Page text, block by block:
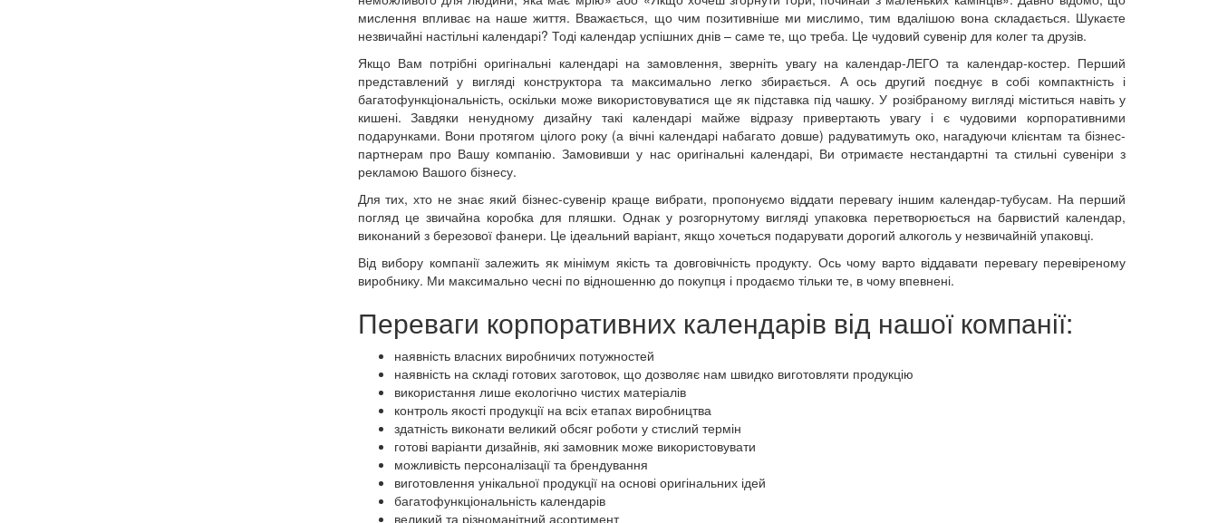
мислення впливає на наше життя. Вважається, що чим позитивніше ми мислимо, тим вдалішою вона складається. Шукаєте
незвичайні настільні календарі? Тоді календар успішних днів – саме те, що треба. Це чудовий сувенір для колег та друзів.
Якщо Вам потрібні оригінальні календарі на замовлення, зверніть увагу на календар-ЛЕГО та календар-костер. Перший
представлений у вигляді конструктора та максимально легко збирається. А ось другий поєднує в собі компактність і
багатофункціональність, оскільки може використовуватися ще як підставка під чашку. У розібраному вигляді міститься навіть у
кишені. Завдяки ненудному дизайну такі календарі майже відразу привертають увагу і є чудовими корпоративними
подарунками. Вони протягом цілого року (а вічні календарі набагато довше) радуватимуть око, нагадуючи клієнтам та бізнес-
партнерам про Вашу компанію. Замовивши у нас оригінальні календарі, Ви отримаєте нестандартні та стильні сувеніри з
рекламою Вашого бізнесу.
Для тих, хто не знає який бізнес-сувенір краще вибрати, пропонуємо віддати перевагу іншим календар-тубусам. На перший
погляд це звичайна коробка для пляшки. Однак у розгорнутому вигляді упаковка перетворюється на барвистий календар,
виконаний з березової фанери. Це ідеальний варіант, якщо хочеться подарувати дорогий алкоголь у незвичайній упаковці.
Від вибору компанії залежить як мінімум якість та довговічність продукту. Ось чому варто віддавати перевагу перевіреному
виробнику. Ми максимально чесні по відношенню до покупця і продаємо тільки те, в чому впевнені.
Переваги корпоративних календарів від нашої компанії:
наявність власних виробничих потужностей
наявність на складі готових заготовок, що дозволяє нам швидко виготовляти продукцію
використання лише екологічно чистих матеріалів
контроль якості продукції на всіх етапах виробництва
здатність виконати великий обсяг роботи у стислий термін
готові варіанти дизайнів, які замовник може використовувати
можливість персоналізації та брендування
виготовлення унікальної продукції на основі оригінальних ідей
багатофункціональність календарів
великий та різноманітний асортимент